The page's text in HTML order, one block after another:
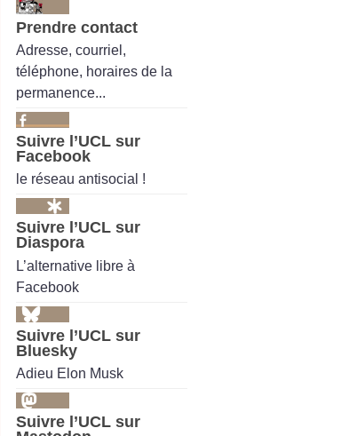
Prendre contact
Adresse, courriel,
téléphone, horaires de la
permanence...
Suivre l’UCL sur
Facebook
le réseau antisocial !
Suivre l’UCL sur
Diaspora
L’alternative libre à
Facebook
Suivre l’UCL sur
Bluesky
Adieu Elon Musk
Suivre l’UCL sur